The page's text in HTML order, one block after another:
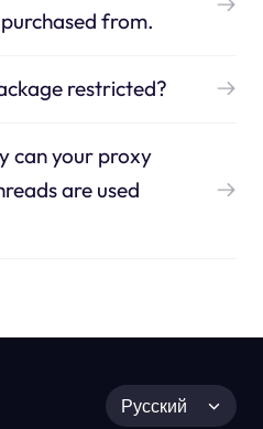
from.
restricted?
can your proxy
are used
Русский